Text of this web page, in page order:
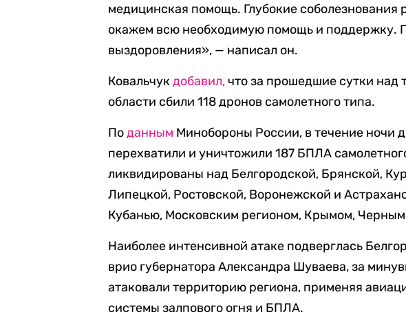
медицинская помощь. Глубокие
окажем всю необходимую помощь и поддержку.
выздоровления», — написал он.
Ковальчукдобавил,что за прошедшие сутки над
области сбили 118 дронов самолетного типа.
Поданным Минобороны России, в течение ночи
перехватили и уничтожили 187 БПЛА
ликвидированы над Белгородской, Брянской,
Липецкой, Ростовской, Воронежской и
Кубанью, Московским регионом, Крымом,
Наиболее интенсивной атаке подверглась
врио губернатора Александра Шуваева, за
атаковали территорию региона, применяя
системы залпового огня и БПЛА.